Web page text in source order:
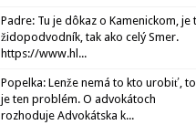
Padre: Tu je dôkaz o Kamenickom, je
židopodvodník, tak ako celý Smer.
https://www.hl...
Popelka: Lenže nemá to kto urobiť, to
je ten problém. O advokátoch
rozhoduje Advokátska k...